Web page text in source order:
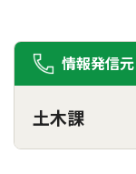
情報発信元
土木課